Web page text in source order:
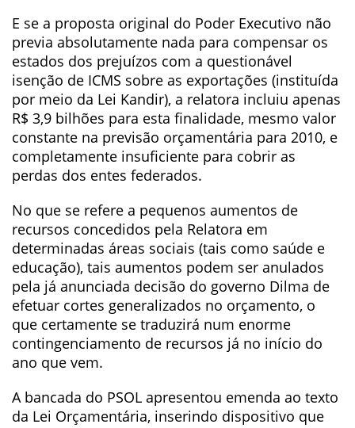
E se a proposta original do Poder Executivo não
previa absolutamente nada para compensar os
estados dos prejuízos com a questionável
isenção de ICMS sobre as exportações (instituída
por meio da Lei Kandir), a relatora incluiu apenas
R$ 3,9 bilhões para esta finalidade, mesmo valor
constante na previsão orçamentária para 2010, e
completamente insuficiente para cobrir as
perdas dos entes federados.
No que se refere a pequenos aumentos de
recursos concedidos pela Relatora em
determinadas áreas sociais (tais como saúde e
educação), tais aumentos podem ser anulados
pela já anunciada decisão do governo Dilma de
efetuar cortes generalizados no orçamento, o
que certamente se traduzirá num enorme
contingenciamento de recursos já no início do
ano que vem.
A bancada do PSOL apresentou emenda ao texto
da Lei Orçamentária, inserindo dispositivo que